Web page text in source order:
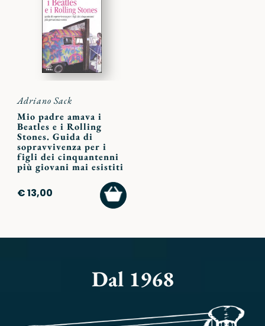
Adriano Sack
Mio padre amava i
Beatles e i Rolling
Stones. Guida di
sopravvivenza per i
figli dei cinquantenni
più giovani mai esistiti
€ 13,00
AGGIUNGI
AL
CARRELLO
Dal 1968